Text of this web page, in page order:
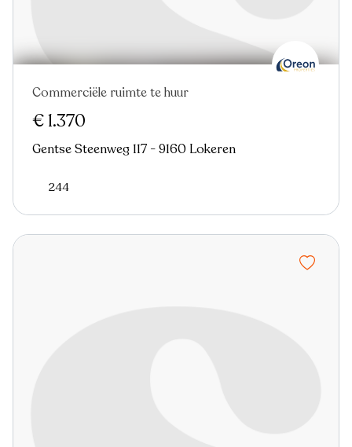
Commerciële ruimte te huur
€ 1.370
Gentse Steenweg 117 - 9160 Lokeren
244